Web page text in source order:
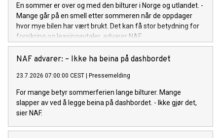
En sommer er over og med den bilturer i Norge og utlandet. -
Mange går på en smell etter sommeren når de oppdager
hvor mye bilen har vært brukt. Det kan få stor betydning for
forsikring og leasingavtaler, advarer NAF.
NAF advarer: – Ikke ha beina på dashbordet
23.7.2026 07:00:00 CEST | Pressemelding
For mange betyr sommerferien lange bilturer. Mange
slapper av ved å legge beina på dashbordet. - Ikke gjør det,
sier NAF.